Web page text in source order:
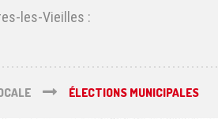
les-Vieilles :
ÉLECTIONS MUNICIPALES